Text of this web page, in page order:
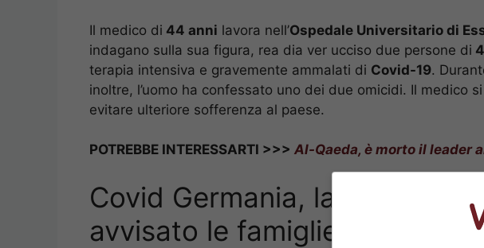
Il medico di 44 anni lavora nell’Ospedale Universitario di
indagano sulla sua figura, rea dia ver ucciso due persone di
terapia intensiva e gravemente ammalati di Covid-19.
inoltre, l’uomo ha confessato uno dei due omicidi. Il medico
evitare ulteriore sofferenza al paese.
POTREBBE INTERESSARTI >>> Al-Qaeda, è morto il leader
Covid Germania, la Bild
avvisato le famiglie prima